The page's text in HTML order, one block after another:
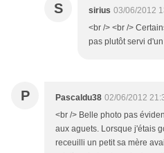
S sirius 03/06/2012
<br /> <br />
pas plutôt servi
P Pascaldu38 02/06/2012
<br /> Belle photo pas
aux aguets. Lorsque j'étais
receuilli un petit sa mère